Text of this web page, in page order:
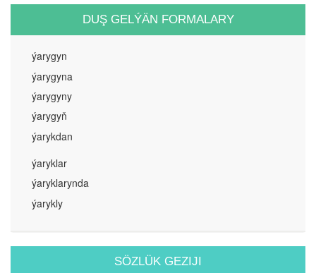
DUŞ GELÝÄN FORMALARY
ýarygyn
ýarygyna
ýarygyny
ýarygyň
ýarykdan
ýaryklar
ýaryklarynda
ýarykly
SÖZLÜK GEZIJI